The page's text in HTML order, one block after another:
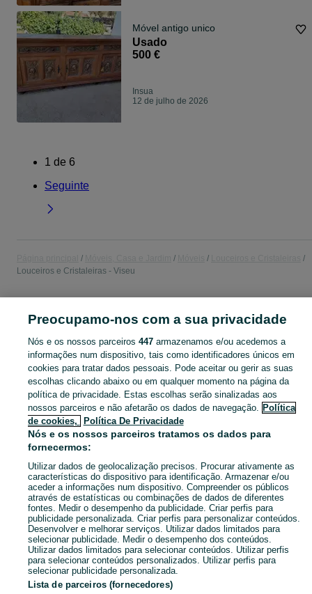
Móvel antigo unico
Usado
500 €
Insua
12 de julho de 2026
1 de 6
Seguinte
Louceiros e Cristaleiras - Viseu
CATEGORIA
Navegue pelos últimos anúncios de Louceiros e Cristaleiras em Viseu no OLX Portugal. Compre e venda produtos locais com facilidade e segurança. Mostrar
Mapa do site
Mapa das freguesias
Mapa de mini-sites
Pesquisas populares
Preocupamo-nos com a sua privacidade
Nós e os nossos parceiros 447armazenamos e/ou acedemos a
informações num dispositivo, tais como identificadores únicos em
cookies para tratar dados pessoais. Pode aceitar ou gerir as suas
escolhas clicando abaixo ou em qualquer momento na página da
política de privacidade. Estas escolhas serão sinalizadas aos
nossos parceiros e não afetarão os dados de navegação. Política
de cookies,
Política De Privacidade
Nós e os nossos parceiros tratamos os dados para
fornecermos:
Utilizar dados de geolocalização precisos. Procurar ativamente as
características do dispositivo para identificação. Armazenar e/ou
aceder a informações num dispositivo. Compreender os públicos
através de estatísticas ou combinações de dados de diferentes
fontes. Medir o desempenho da publicidade. Criar perfis para
publicidade personalizada. Criar perfis para personalizar conteúdos.
Desenvolver e melhorar serviços. Utilizar dados limitados para
selecionar publicidade. Medir o desempenho dos conteúdos.
Utilizar dados limitados para selecionar conteúdos. Utilizar perfis
para selecionar conteúdos personalizados. Utilizar perfis para
selecionar publicidade personalizada.
Lista de parceiros (fornecedores)